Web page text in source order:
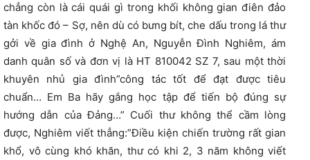
chẳng còn là cái quái gì trong khối không gian điên đảo
tàn khốc đó – Sợ, nên dù có bưng bít, che dấu trong lá thư
gởi về gia đình ở Nghệ An, Nguyễn Đình Nghiêm, ám
danh quân số và đơn vị là HT 810042 SZ 7, sau một thời
khuyên nhủ gia đình”công tác tốt để đạt được tiêu
chuẩn… Em Ba hãy gắng học tập để tiến bộ đúng sự
hướng dẫn của Đảng…” Cuối thư không thể cầm lòng
được, Nghiêm viết thẳng:”Điều kiện chiến trường rất gian
khổ, vô cùng khó khăn, thư có khi 2, 3 năm không viết